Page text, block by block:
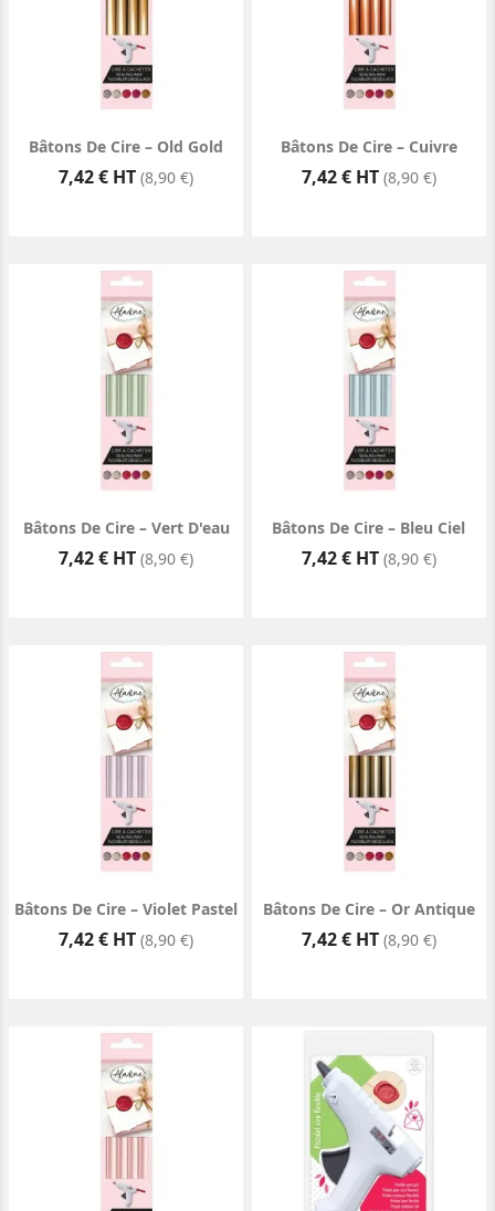
Bâtons De Cire – Old Gold
Prix
7,42 € HT (8,90 €)
Bâtons De Cire – Cuivre
Prix
7,42 € HT (8,90 €)
Bâtons De Cire – Vert D'eau
Prix
7,42 € HT (8,90 €)
Bâtons De Cire – Bleu Ciel
Prix
7,42 € HT (8,90 €)
Bâtons De Cire – Violet Pastel
Prix
7,42 € HT (8,90 €)
Bâtons De Cire – Or Antique
Prix
7,42 € HT (8,90 €)